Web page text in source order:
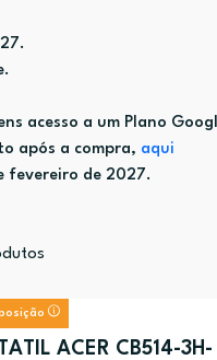
acesso a um Plano
após a compra, aqui
fevereiro de 2027.
ACER CB514-3H-